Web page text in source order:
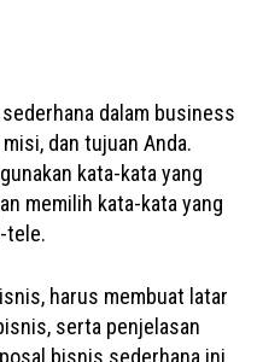
dalam business
dan tujuan Anda.
kata-kata yang
memilih kata-kata yang
tele.
harus membuat latar
serta penjelasan
bisnis sederhana ini